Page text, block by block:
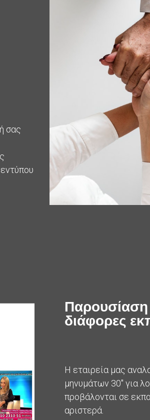
σας
διάφορες
Η εταιρεία μας
μηνυμάτων 30" για
προβάλονται σε
αριστερά.